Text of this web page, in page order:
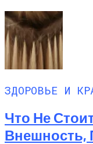
ЗДОРОВЬЕ И
Что Не